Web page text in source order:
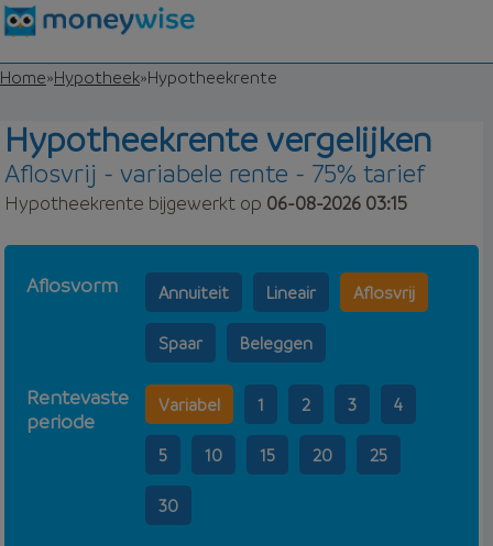
Home»Hypotheek»Hypotheekrente
Hypotheekrente vergelijken
Aflosvrij - variabele rente - 75% tarief
Hypotheekrente bijgewerkt op 06-08-2026 03:15
Aflosvorm Annuiteit Lineair Aflosvrij
Spaar Beleggen
Rentevaste
periode
Variabel 1 2 3 4
5 10 15 20 25
30